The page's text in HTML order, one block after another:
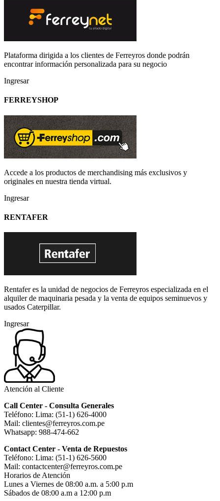
Plataforma dirigida a los clientes de Ferreyros donde podrán
encontrar información personalizada para su negocio
Ingresar
FERREYSHOP
Accede a los productos de merchandising más exclusivos y
originales en nuestra tienda virtual.
Ingresar
RENTAFER
Rentafer es la unidad de negocios de Ferreyros especializada en el
alquiler de maquinaria pesada y la venta de equipos seminuevos y
usados Caterpillar.
Ingresar
Atención al Cliente
Call Center - Consulta Generales
Teléfono: Lima: (51-1) 626-4000
Mail: clientes@ferreyros.com.pe
Whatsapp: 988-474-662
Contact Center - Venta de Repuestos
Teléfono: Lima: (51-1) 626-5600
Mail: contactcenter@ferreyros.com.pe
Horarios de Atención
Lunes a Viernes de 08:00 a.m. a 5:00 p.m
Sábados de 08:00 a.m a 12:00 p.m